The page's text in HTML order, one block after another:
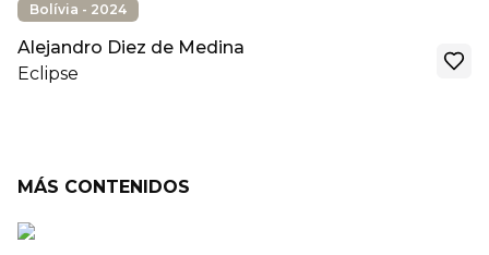
Bolívia - 2024
Alejandro Diez de Medina
Eclipse
MÁS CONTENIDOS